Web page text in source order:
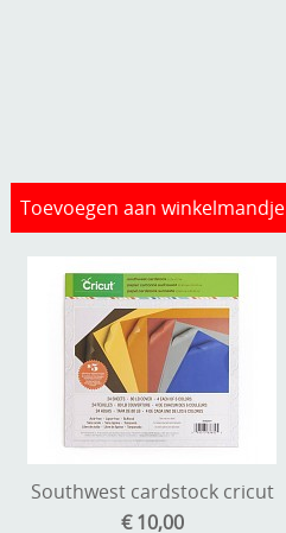
Toevoegen aan winkelmandje
Southwest cardstock cricut
€ 10,00